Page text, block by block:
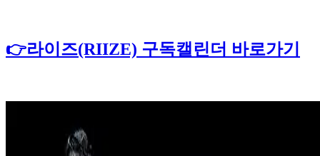
👉라이즈(RIIZE) 구독캘린더 바로가기